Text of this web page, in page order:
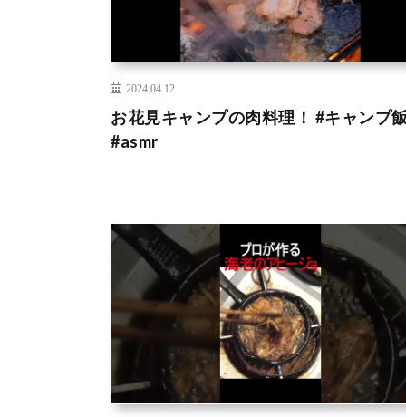
2024.04.12
お花見キャンプの肉料理！ #キャンプ飯
#asmr